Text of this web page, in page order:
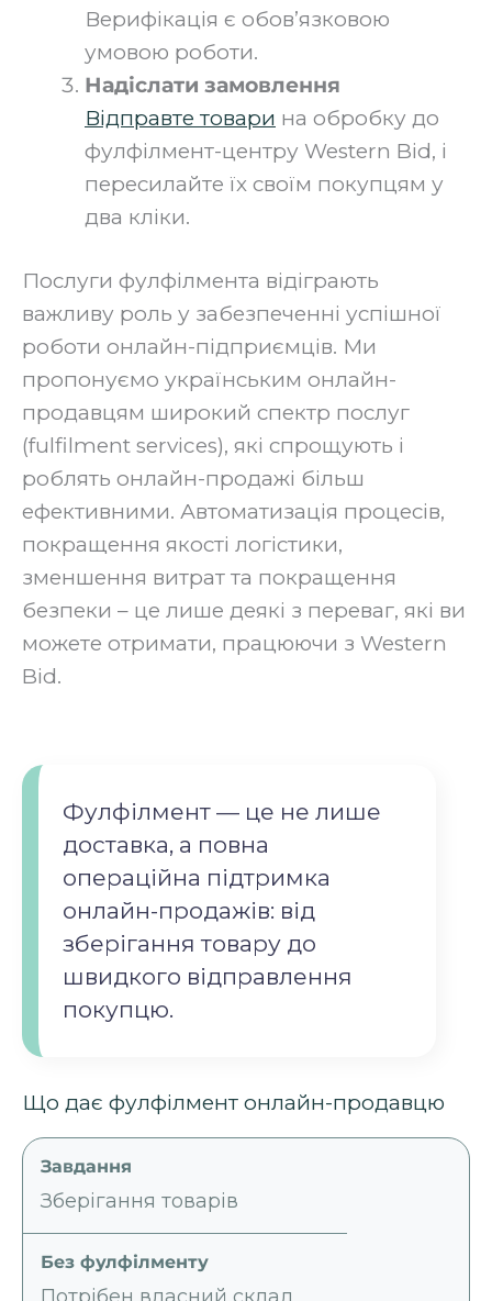
Верифікація є обов’язковою
умовою роботи.
Надіслати замовлення
Відправте товари на обробку до
фулфілмент-центру Western Bid, і
пересилайте їх своїм покупцям у
два кліки.
‍Послуги фулфілмента відіграють
важливу роль у забезпеченні успішної
роботи онлайн-підприємців. Ми
пропонуємо українським онлайн-
продавцям широкий спектр послуг
(fulfilment services), які спрощують і
роблять онлайн-продажі більш
ефективними. Автоматизація процесів,
покращення якості логістики,
зменшення витрат та покращення
безпеки – це лише деякі з переваг, які ви
можете отримати, працюючи з Western
Bid.
Фулфілмент — це не лише
доставка, а повна
операційна підтримка
онлайн-продажів: від
зберігання товару до
швидкого відправлення
покупцю.
Що дає фулфілмент онлайн-продавцю
Зберігання товарів